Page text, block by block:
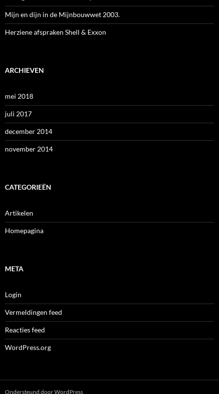
Mijn en dijn in de Mijnbouwwet 2003.
Herziene afspraken Shell & Exxon
ARCHIEVEN
mei 2018
juli 2017
december 2014
november 2014
CATEGORIEËN
Artikelen
Homepagina
META
Login
Vermeldingen feed
Reacties feed
WordPress.org
Ondersteund door WordPress